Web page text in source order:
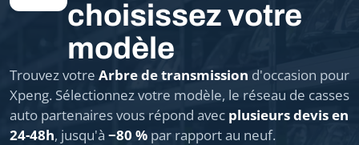
choisissez votre
modèle
Trouvez votre Arbre de transmission d'occasion pour
Xpeng. Sélectionnez votre modèle, le réseau de casses
auto partenaires vous répond avec plusieurs devis en
24-48h, jusqu'à −80 % par rapport au neuf.